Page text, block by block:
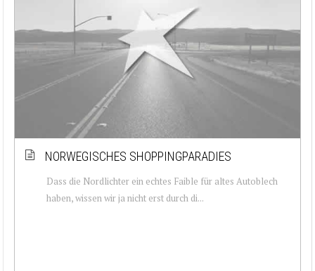
NORWEGISCHES SHOPPINGPARADIES
Dass die Nordlichter ein echtes Faible für altes Autoblech
haben, wissen wir ja nicht erst durch di...